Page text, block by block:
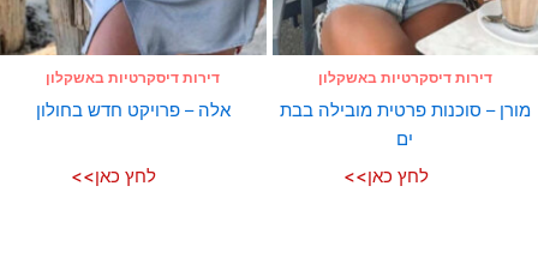
דירות דיסקרטיות באשקלון
מורן – סוכנות פרטית מובילה בבת
ים
לחץ כאן>>
דירות דיסקרטיות באשקלון
אלה – פרויקט חדש בחולון
לחץ כאן>>